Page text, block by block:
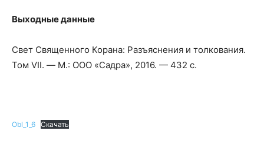
Выходные данные
Свет Священного Корана: Разъяснения и толкования.
Том VII. — М.: ООО «Садра», 2016. — 432 с.
Obl_1_6 Скачать